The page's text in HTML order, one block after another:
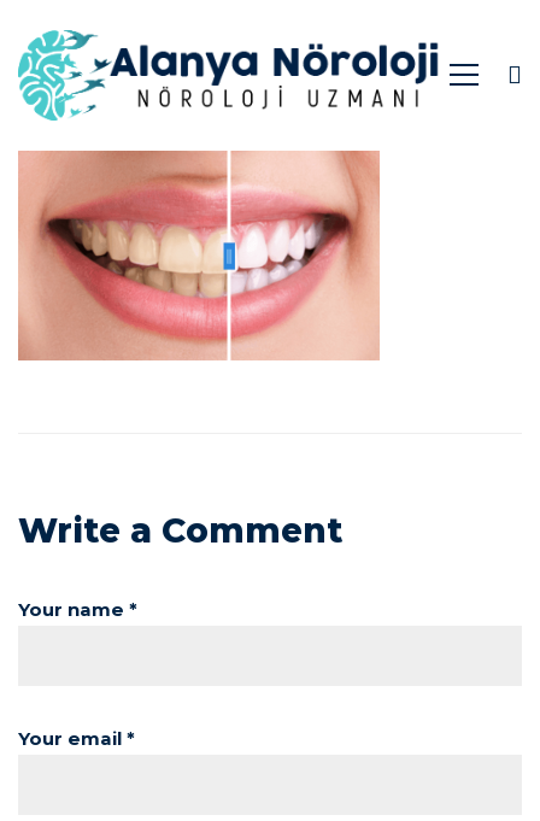
h5-
gallery2
Write a Comment
Your name *
Your email *